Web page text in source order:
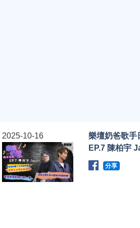
2025-10-16
樂壇奶爸歌手
EP.7 陳柏宇
分享